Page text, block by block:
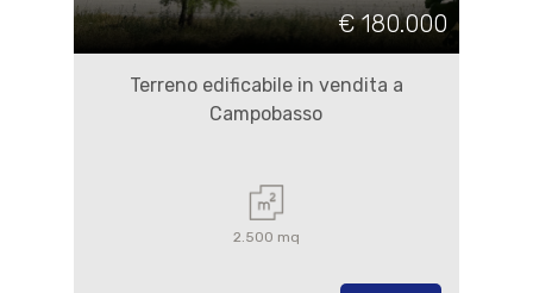
€ 180.000
Terreno edificabile in vendita a
Campobasso
2.500 mq